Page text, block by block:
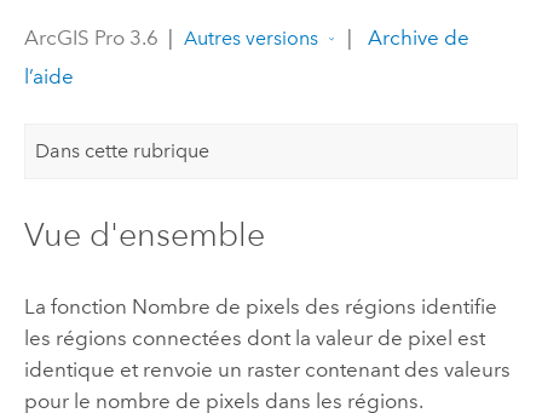
ArcGIS Pro 3.6 | Autres versions |
Archive de
l’aide
Dans cette rubrique
Vue d'ensemble
La fonction Nombre de pixels des régions identifie
les régions connectées dont la valeur de pixel est
identique et renvoie un raster contenant des valeurs
pour le nombre de pixels dans les régions.